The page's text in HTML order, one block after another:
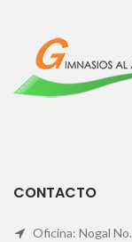
CONTACTO
Oficina: Nogal